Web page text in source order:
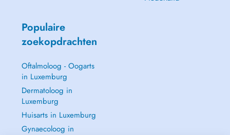
Populaire
zoekopdrachten
Oftalmoloog - Oogarts
in Luxemburg
Dermatoloog in
Luxemburg
Huisarts in Luxemburg
Gynaecoloog in